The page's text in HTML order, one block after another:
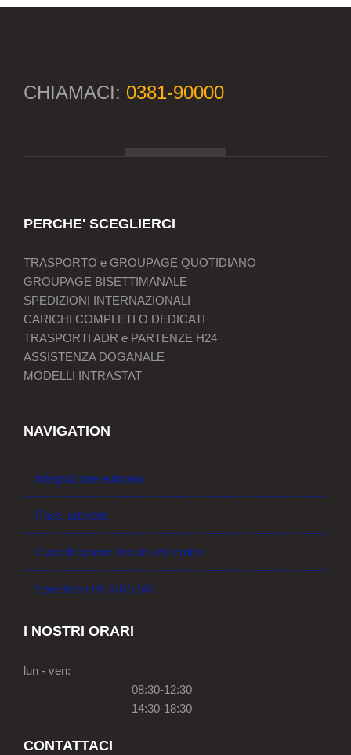
CHIAMACI: 0381-90000
PERCHE' SCEGLIERCI
TRASPORTO e GROUPAGE QUOTIDIANO
GROUPAGE BISETTIMANALE
SPEDIZIONI INTERNAZIONALI
CARICHI COMPLETI O DEDICATI
TRASPORTI ADR e PARTENZE H24
ASSISTENZA DOGANALE
MODELLI INTRASTAT
NAVIGATION
Integrazione europea
Paesi aderenti
Classificazione fiscale dei territori
Specifiche INTRASTAT
I NOSTRI ORARI
lun - ven:
08:30-12:30
14:30-18:30
CONTATTACI